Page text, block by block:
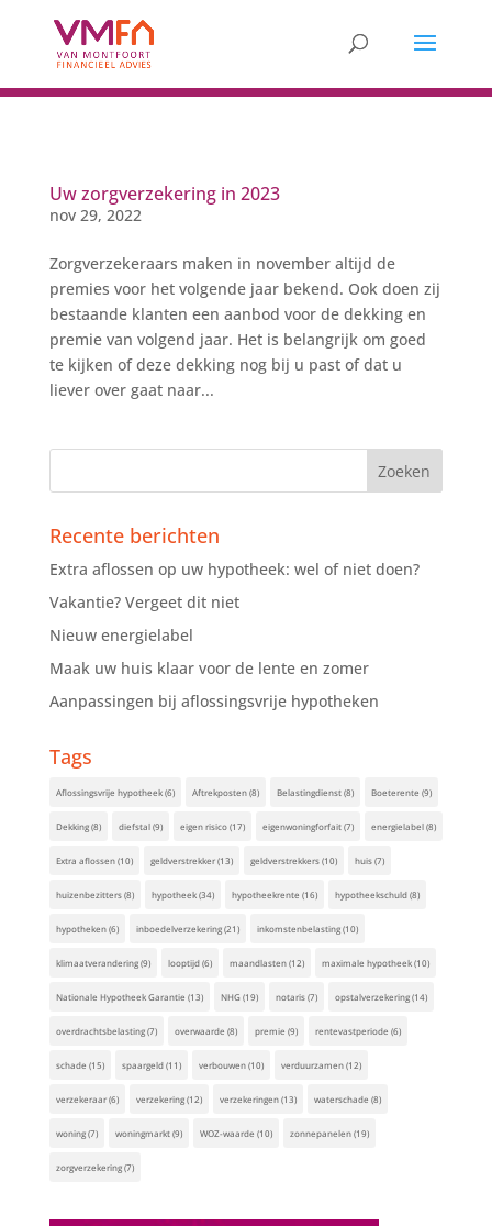
Uw zorgverzekering in 2023
nov 29, 2022
Zorgverzekeraars maken in november altijd de
premies voor het volgende jaar bekend. Ook doen zij
bestaande klanten een aanbod voor de dekking en
premie van volgend jaar. Het is belangrijk om goed
te kijken of deze dekking nog bij u past of dat u
liever over gaat naar...
Recente berichten
Extra aflossen op uw hypotheek: wel of niet doen?
Vakantie? Vergeet dit niet
Nieuw energielabel
Maak uw huis klaar voor de lente en zomer
Aanpassingen bij aflossingsvrije hypotheken
Tags
Aflossingsvrije hypotheek(6) Aftrekposten(8) Belastingdienst(8) Boeterente (9)
Dekking(8) diefstal(9) eigen risico(17) eigenwoningforfait(7) energielabel(8)
Extra aflossen(10) geldverstrekker(13) geldverstrekkers(10) huis(7)
huizenbezitters(8) hypotheek(34) hypotheekrente (16) hypotheekschuld(8)
hypotheken(6) inboedelverzekering(21) inkomstenbelasting(10)
klimaatverandering(9) looptijd(6) maandlasten(12) maximale hypotheek(10)
Nationale Hypotheek Garantie (13) NHG(19) notaris(7) opstalverzekering(14)
overdrachtsbelasting(7) overwaarde (8) premie (9) rentevastperiode (6)
schade (15) spaargeld(11) verbouwen(10) verduurzamen(12)
verzekeraar(6) verzekering(12) verzekeringen(13) waterschade (8)
woning(7) woningmarkt(9) WOZ-waarde (10) zonnepanelen(19)
zorgverzekering(7)